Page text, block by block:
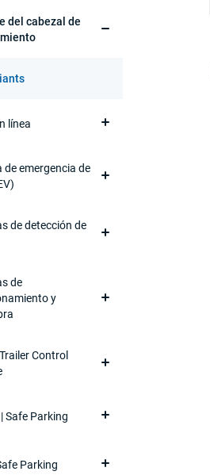
del cabezal de
línea
de emergencia de
de detección de
de
y
Control
Safe Parking
Parking